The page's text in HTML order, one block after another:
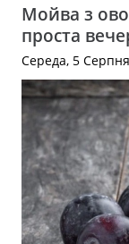
Мойва з
проста
Середа, 5